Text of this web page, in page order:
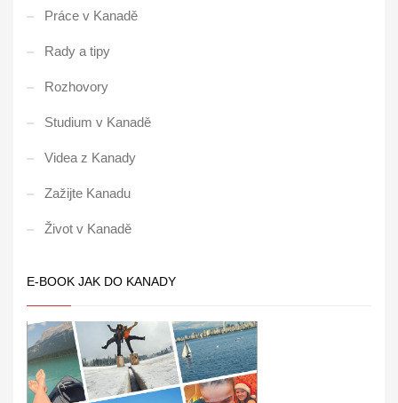
Práce v Kanadě
Rady a tipy
Rozhovory
Studium v Kanadě
Videa z Kanady
Zažijte Kanadu
Život v Kanadě
E-BOOK JAK DO KANADY